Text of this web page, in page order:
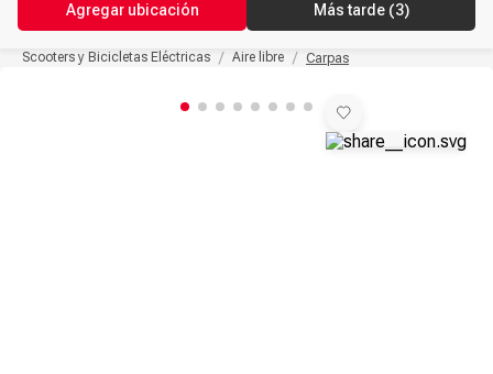
Agregar ubicación Más tarde (3)
Scooters y Bicicletas Eléctricas Aire libre Carpas